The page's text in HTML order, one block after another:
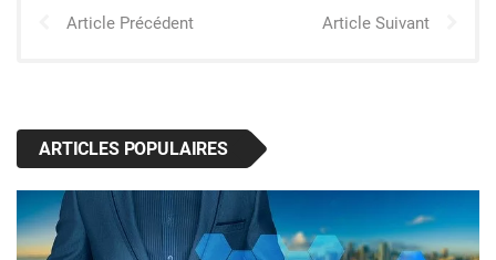
Article Précédent Article Suivant
ARTICLES POPULAIRES